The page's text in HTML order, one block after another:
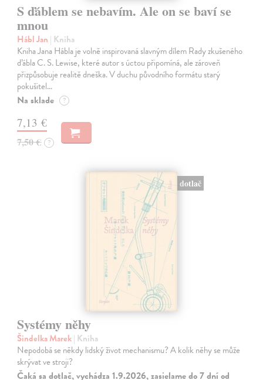
S ďáblem se nebavím. Ale on se baví se
mnou
Hábl Jan | Kniha
Kniha Jana Hábla je volně inspirovaná slavným dílem Rady zkušeného
ďábla C. S. Lewise, které autor s úctou připomíná, ale zároveň
přizpůsobuje realitě dneška. V duchu původního formátu starý
pokušitel…
Na sklade ?
7,13 €
7,50 € ?
dotlač
Systémy něhy
Šindelka Marek| Kniha
Nepodobá se někdy lidský život mechanismu? A kolik něhy se může
skrývat ve stroji?
Čaká sa dotlač, vychádza 1.9.2026, zasielame do 7 dní od